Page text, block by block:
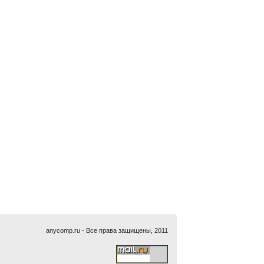
anycomp.ru - Все права защищены, 2011